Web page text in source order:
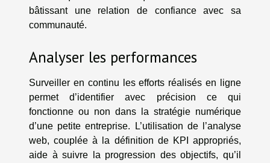
bâtissant une relation de confiance avec sa
communauté.
Analyser les performances
Surveiller en continu les efforts réalisés en ligne
permet d’identifier avec précision ce qui
fonctionne ou non dans la stratégie numérique
d’une petite entreprise. L’utilisation de l’analyse
web, couplée à la définition de KPI appropriés,
aide à suivre la progression des objectifs, qu’il